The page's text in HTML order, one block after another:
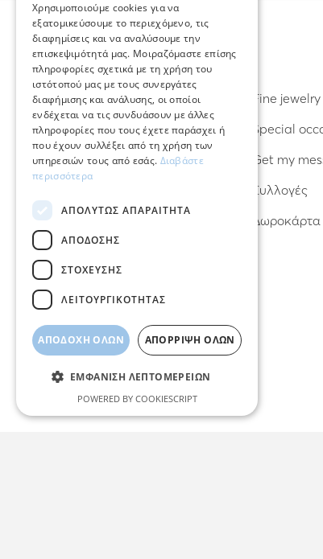
ΑΝΑΚΑΛΥΨΤΕ
Σκουλαρίκια
Δαχτυλίδια
Βραχιόλια
Φυλαχτά – Γούρια
Fine jewelry
Special
Get my
Συλλογές
Δωροκάρτα
Χρησιμοποιούμε cookies για να
εξατομικεύσουμε το περιεχόμενο, τις
διαφημίσεις και να αναλύσουμε την
επισκεψιμότητά μας. Μοιραζόμαστε επίσης
πληροφορίες σχετικά με τη χρήση του
ιστότοπού μας με τους συνεργάτες
διαφήμισης και ανάλυσης, οι οποίοι
ενδέχεται να τις συνδυάσουν με άλλες
πληροφορίες που τους έχετε παράσχει ή
που έχουν συλλέξει από τη χρήση των
υπηρεσιών τους από εσάς. Διαβάστε
περισσότερα
ΑΠΟΛΎΤΩΣ ΑΠΑΡΑΊΤΗΤΑ
ΑΠΌΔΟΣΗΣ
ΣΤΌΧΕΥΣΗΣ
ΛΕΙΤΟΥΡΓΙΚΌΤΗΤΑΣ
ΑΠΟΔΟΧΉ ΌΛΩΝ ΑΠΌΡΡΙΨΗ ΌΛΩΝ
ΕΜΦΆΝΙΣΗ ΛΕΠΤΟΜΕΡΕΙΏΝ
POWERED BY COOKIESCRIPT